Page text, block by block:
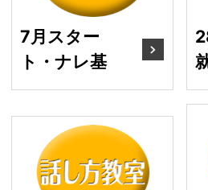
7月スター
ト・ナレ基
7月